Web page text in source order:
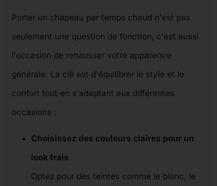
Porter un chapeau par temps chaud n'est pas
seulement une question de fonction, c'est aussi
l'occasion de rehausser votre apparence
générale. La clé est d'équilibrer le style et le
confort tout en s'adaptant aux différentes
occasions :
Choisissez des couleurs claires pour un
look frais
Optez pour des teintes comme le blanc, le